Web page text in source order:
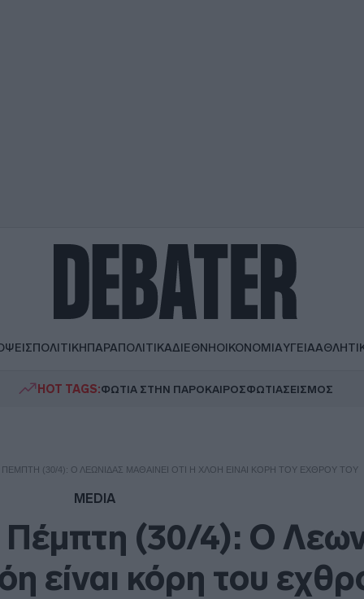
ΠΟΛΙΤΙΚΗΠΑΡΑΠΟΛΙΤΙΚΑΔΙΕΘΝΗΟΙΚΟΝΟΜΙΑΥΓΕΙΑ
HOT TAGS:ΦΩΤΙΑ ΣΤΗΝ ΠΑΡΟΚΑΙΡΟΣΦΩΤΙΑΣΕΙΣΜΟΣ
ΠΈΜΠΤΗ (30/4): Ο ΛΕΩΝΊΔΑΣ ΜΑΘΑΊΝΕΙ ΌΤΙ Η ΧΛΌΗ ΕΊΝΑΙ ΚΌΡΗ ΤΟΥ ΕΧΘΡΟΎ ΤΟΥ
MEDIA
Πέμπτη (30/4): Ο
είναι κόρη του